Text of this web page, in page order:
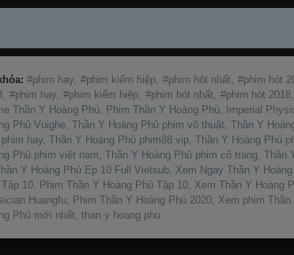
phim hay, phim kiếm hiệp, phim hót nhất, phim hót
phim hay, phim kiếm hiệp, phim hót nhất, phim hót 2018,
Thần Y Hoàng Phủ, Phim Thần Y Hoàng Phủ, Imperial
Phủ Vuighe, Thần Y Hoàng Phủ phim võ thuật, Thần Y
phim hay, Thần Y Hoàng Phủ phim88.vip, Thần Y Hoàng Phủ
Phủ phim việt nam, Thần Y Hoàng Phủ phim cổ trang,
Y Hoàng Phủ Ep 10 Full Vietsub, Xem Ngay Thần Y
Tập 10, Phim Thần Y Hoàng Phủ Tập 10, Xem Thần Y Hoàng
Huangfu, Phim Thần Y Hoàng Phủ 2020, Xem phim
Phủ mới nhất, than y hoang phu